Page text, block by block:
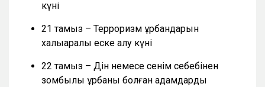
күні
21 тамыз – Терроризм құрбандарын
халықаралық еске алу күні
22 тамыз – Дін немесе сенім себебінен
зомбылық құрбаны болған адамдарды